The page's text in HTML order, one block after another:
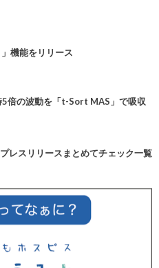
機能をリリース
倍の波動を「t-Sort MAS」で吸収
プレスリリースまとめてチェック一覧